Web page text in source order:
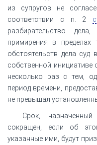
из супругов не
соответствии с п. 2
разбирательство
примирения в
обстоятельств дела суд
собственной инициативе
несколько раз с тем,
период времени,
не превышал
Срок,
сокращен, если об
указанные ими, будут